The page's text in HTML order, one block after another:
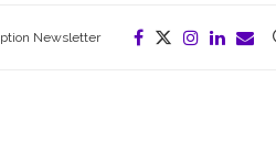
Newsletter